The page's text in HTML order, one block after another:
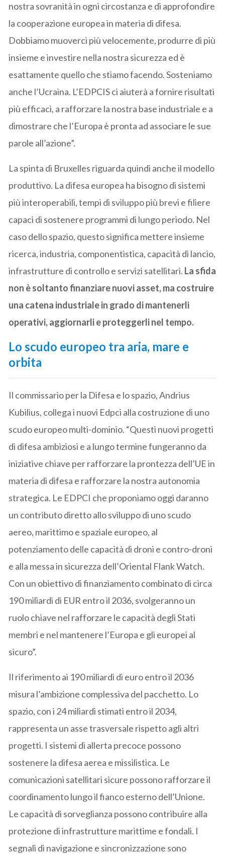
nostra sovranità in ogni circostanza e di approfondire
la cooperazione europea in materia di difesa.
Dobbiamo muoverci più velocemente, produrre di più
insieme e investire nella nostra sicurezza ed è
esattamente quello che stiamo facendo. Sosteniamo
anche l’Ucraina. L’EDPCIS ci aiuterà a fornire risultati
più efficaci, a rafforzare la nostra base industriale e a
dimostrare che l’Europa è pronta ad associare le sue
parole all’azione”.
La spinta di Bruxelles riguarda quindi anche il modello
produttivo. La difesa europea ha bisogno di sistemi
più interoperabili, tempi di sviluppo più brevi e filiere
capaci di sostenere programmi di lungo periodo. Nel
caso dello spazio, questo significa mettere insieme
ricerca, industria, componentistica, capacità di lancio,
infrastrutture di controllo e servizi satellitari. La sfida
non è soltanto finanziare nuovi asset, ma costruire
una catena industriale in grado di mantenerli
operativi, aggiornarli e proteggerli nel tempo.
Lo scudo europeo tra aria, mare e
orbita
Il commissario per la Difesa e lo spazio, Andrius
Kubilius, collega i nuovi Edpci alla costruzione di uno
scudo europeo multi-dominio. “Questi nuovi progetti
di difesa ambiziosi e a lungo termine fungeranno da
iniziative chiave per rafforzare la prontezza dell’UE in
materia di difesa e rafforzare la nostra autonomia
strategica. Le EDPCI che proponiamo oggi daranno
un contributo diretto allo sviluppo di uno scudo
aereo, marittimo e spaziale europeo, al
potenziamento delle capacità di droni e contro-droni
e alla messa in sicurezza dell’Oriental Flank Watch.
Con un obiettivo di finanziamento combinato di circa
190 miliardi di EUR entro il 2036, svolgeranno un
ruolo chiave nel rafforzare le capacità degli Stati
membri e nel mantenere l’Europa e gli europei al
sicuro”.
Il riferimento ai 190 miliardi di euro entro il 2036
misura l’ambizione complessiva del pacchetto. Lo
spazio, con i 24 miliardi stimati entro il 2034,
rappresenta un asse trasversale rispetto agli altri
progetti. I sistemi di allerta precoce possono
sostenere la difesa aerea e missilistica. Le
comunicazioni satellitari sicure possono rafforzare il
coordinamento lungo il fianco esterno dell’Unione.
Le capacità di sorveglianza possono contribuire alla
protezione di infrastrutture marittime e fondali. I
segnali di navigazione e sincronizzazione sono